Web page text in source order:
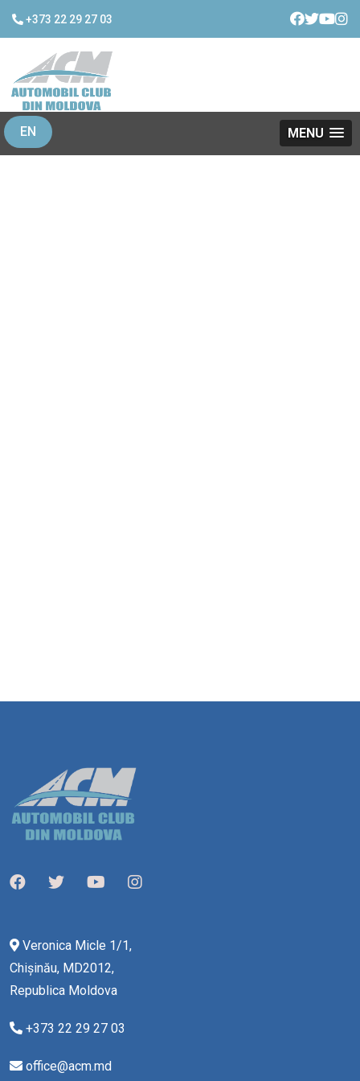
+373 22 29 27 03
EN MENU
Rezultatele muncii noastre!
Veronica Micle 1/1,
Chișinău, MD2012,
Republica Moldova
+373 22 29 27 03
office@acm.md